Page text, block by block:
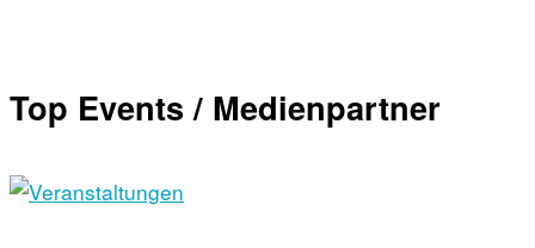
Top Events / Medienpartner